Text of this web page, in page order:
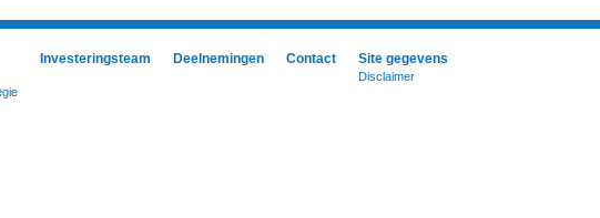
Investeringsteam Deelnemingen Contact Site gegevens
Disclaimer